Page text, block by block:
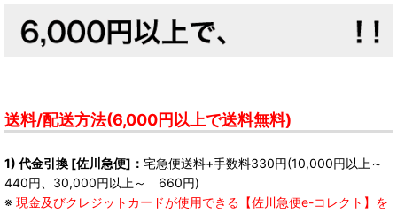
送料/配送方法(6,000円以上で送料無料)
1) 代金引換 [佐川急便]： 宅急便送料+手数料330円(10,000円以上～
440円、30,000円以上～ 660円)
※ 現金及びクレジットカードが使用できる【佐川急便e-コレクト】を